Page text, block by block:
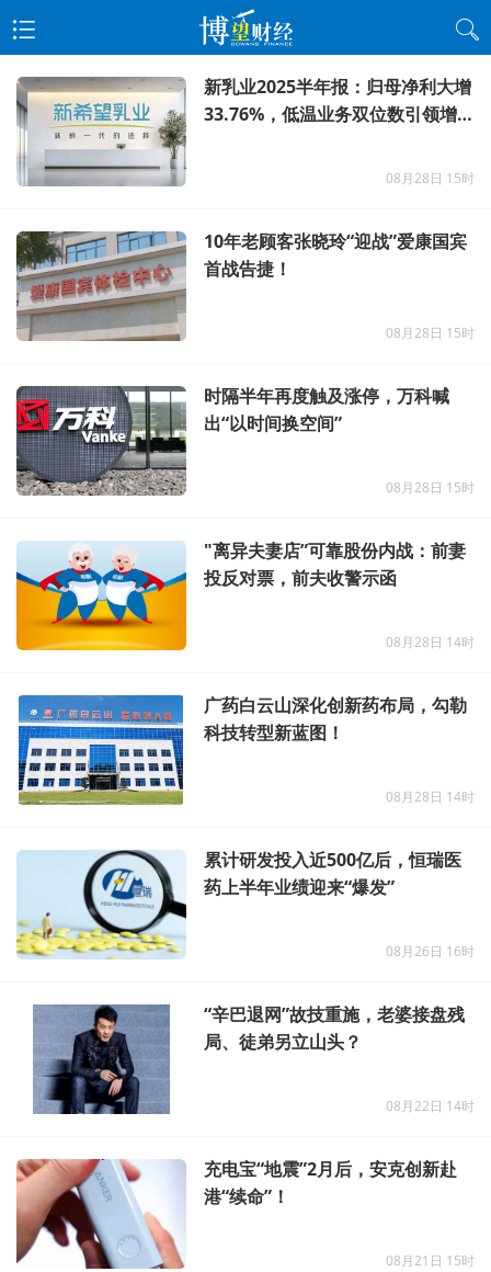
新乳业2025半年报：归母净利大增
33.76%，低温业务双位数引领增
08月28日 15时
10年老顾客张晓玲“迎战”爱康国宾
首战告捷！
08月28日 15时
时隔半年再度触及涨停，万科喊
出“以时间换空间”
08月28日 15时
"离异夫妻店”可靠股份内战：前妻
投反对票，前夫收警示函
08月28日 14时
广药白云山深化创新药布局，勾勒
科技转型新蓝图！
08月28日 14时
累计研发投入近500亿后，恒瑞医
药上半年业绩迎来“爆发”
08月26日 16时
“辛巴退网”故技重施，老婆接盘残
局、徒弟另立山头？
08月22日 14时
充电宝“地震”2月后，安克创新赴
港“续命”！
08月21日 15时